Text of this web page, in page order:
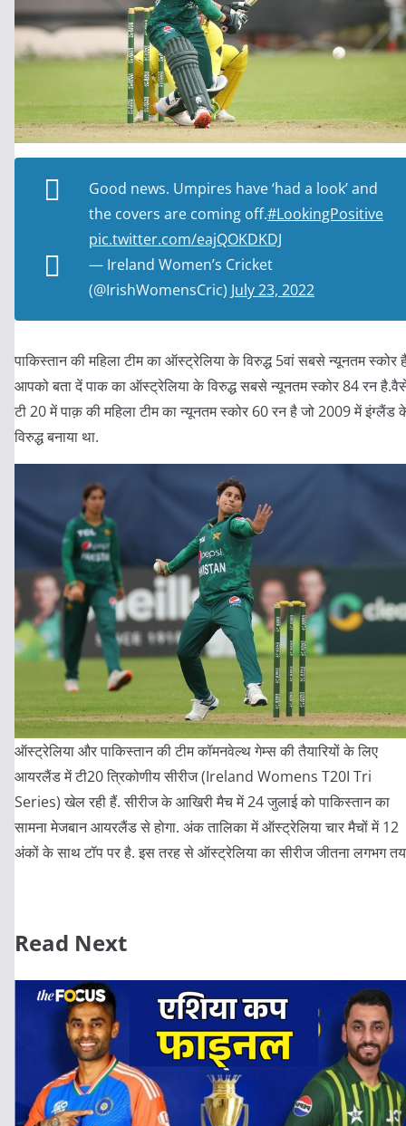
Good news. Umpires have ‘had a look’ and
the covers are coming off.#LookingPositive
pic.twitter.com/eajQOKDKDJ
— Ireland Women’s Cricket
(@IrishWomensCric) July 23, 2022
पाकिस्तान की महिला टीम का ऑस्ट्रेलिया के विरुद्ध 5वां सबसे न्यूनतम स्कोर
आपको बता दें पाक का ऑस्ट्रेलिया के विरुद्ध सबसे न्यूनतम स्कोर 84 रन
टी 20 में पाक़ की महिला टीम का न्यूनतम स्कोर 60 रन है जो 2009 में इंग्लैंड
विरुद्ध बनाया था.
ऑस्ट्रेलिया और पाकिस्तान की टीम कॉमनवेल्थ गेम्स की तैयारियों के लिए
आयरलैंड में टी20 त्रिकोणीय सीरीज (Ireland Womens T20I Tri
Series) खेल रही हैं. सीरीज के आखिरी मैच में 24 जुलाई को पाकिस्तान का
सामना मेजबान आयरलैंड से होगा. अंक तालिका में ऑस्ट्रेलिया चार मैचों में 12
अंकों के साथ टॉप पर है. इस तरह से ऑस्ट्रेलिया का सीरीज जीतना लगभग
Read Next